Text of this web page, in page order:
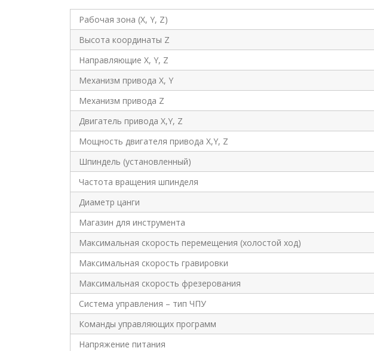
Рабочая зона (X, Y, Z)
Высота координаты Z
Направляющие X, Y, Z
Механизм привода X, Y
Механизм привода Z
Двигатель привода X,Y, Z
Мощность двигателя привода X,Y, Z
Шпиндель (установленный)
Частота вращения шпинделя
Диаметр цанги
Магазин для инструмента
Максимальная скорость перемещения (холостой ход)
Максимальная скорость гравировки
Максимальная скорость фрезерования
Система управления – тип ЧПУ
Команды управляющих программ
Напряжение питания